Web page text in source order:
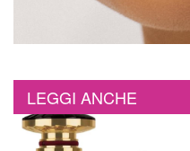
LEGGI ANCHE